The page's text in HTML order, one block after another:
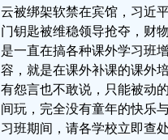
云被绑架软禁在宾馆，习近
门钥匙被维稳领导抢夺，财
是一直在搞各种课外学习班
容，就是在课外补课的课外
有怨言也不敢说，只能被动
间玩，完全没有童年的快乐
习班期间，请各学校立即查